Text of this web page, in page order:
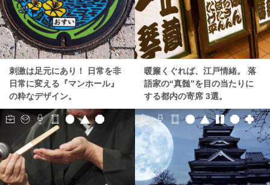
刺激は足元にあり！ 日常を非
日常に変える『マンホール』
の粋なデザイン。
暖簾くぐれば、江戸情緒。 落
語家の“真髄”を目の当たりに
する都内の寄席 3選。